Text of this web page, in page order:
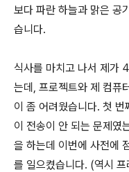
보다 파란 하늘과 맑은 공
습니다.
식사를 마치고 나서 제가
는데, 프로젝트와 제 컴퓨
이 좀 어려웠습니다. 첫
이 전송이 안 되는 문제였
을 하는데 이번에 사전에
를 일으켰습니다. (역시